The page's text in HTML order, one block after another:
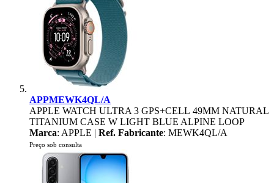
APPMEWK4QL/A
APPLE WATCH ULTRA 3 GPS+CELL 49MM NATURAL
TITANIUM CASE W LIGHT BLUE ALPINE LOOP
Marca: APPLE | Ref. Fabricante: MEWK4QL/A
Preço sob consulta